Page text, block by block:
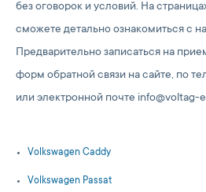
без оговорок и условий. На
сможете детально ознакомиться с
Предварительно записаться на
форм обратной связи на сайте, по
или электронной почте info@voltag-
Volkswagen Caddy
Volkswagen Passat